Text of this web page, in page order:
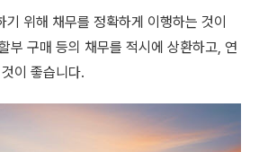
위해 채무를 정확하게 이행하는 것이
부 구매 등의 채무를 적시에 상환하고, 연
이 좋습니다.